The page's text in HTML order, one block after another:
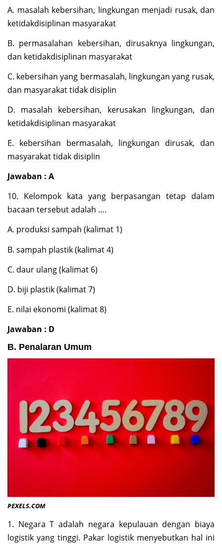
A. masalah kebersihan, lingkungan menjadi rusak, dan
ketidakdisiplinan masyarakat
B. permasalahan kebersihan, dirusaknya lingkungan,
dan ketidakdisiplinan masyarakat
C. kebersihan yang bermasalah, lingkungan yang rusak,
dan masyarakat tidak disiplin
D. masalah kebersihan, kerusakan lingkungan, dan
ketidakdisiplinan masyarakat
E. kebersihan bermasalah, lingkungan dirusak, dan
masyarakat tidak disiplin
Jawaban : A
10. Kelompok kata yang berpasangan tetap dalam
bacaan tersebut adalah ….
A. produksi sampah (kalimat 1)
B. sampah plastik (kalimat 4)
C. daur ulang (kalimat 6)
D. biji plastik (kalimat 7)
E. nilai ekonomi (kalimat 8)
Jawaban : D
B. Penalaran Umum
PEXELS.COM
1. Negara T adalah negara kepulauan dengan biaya
logistik yang tinggi. Pakar logistik menyebutkan hal ini